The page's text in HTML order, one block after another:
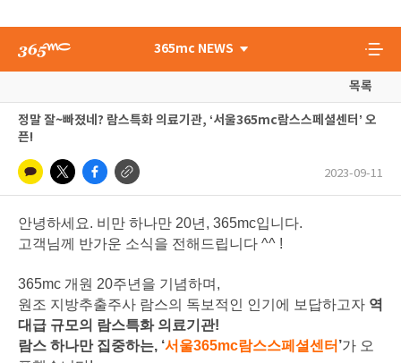
365mc NEWS
목록
정말 잘~빠졌네? 람스특화 의료기관, ‘서울365mc람스스페셜센터’ 오
픈!
2023-09-11
안녕하세요. 비만 하나만 20년, 365mc입니다.
고객님께 반가운 소식을 전해드립니다 ^^ !
365mc 개원 20주년을 기념하며,
원조 지방추출주사 람스의 독보적인 인기에 보답하고자 역
대급 규모의 람스특화 의료기관!
람스 하나만 집중하는, ‘서울365mc람스스페셜센터 ’가 오